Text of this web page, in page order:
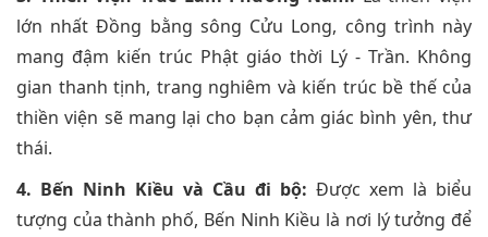
lớn nhất Đồng bằng sông Cửu Long, công trình này
mang đậm kiến trúc Phật giáo thời Lý - Trần. Không
gian thanh tịnh, trang nghiêm và kiến trúc bề thế của
thiền viện sẽ mang lại cho bạn cảm giác bình yên, thư
thái.
4. Bến Ninh Kiều và Cầu đi bộ: Được xem là biểu
tượng của thành phố, Bến Ninh Kiều là nơi lý tưởng để